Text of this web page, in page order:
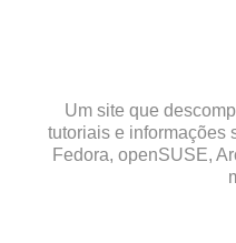
Um site que
tutoriais e informações
Fedora, openSUSE,